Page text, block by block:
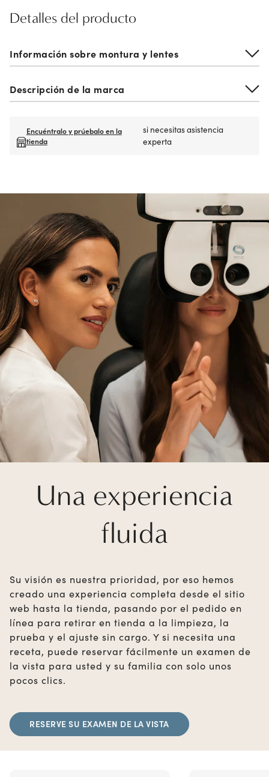
Detalles del producto
Información sobre montura y lentes
Descripción de la marca
Encuéntralo y prúebalo en la
tienda
si necesitas asistencia
experta
Una experiencia
fluida
Su visión es nuestra prioridad, por eso hemos
creado una experiencia completa desde el sitio
web hasta la tienda, pasando por el pedido en
línea para retirar en tienda a la limpieza, la
prueba y el ajuste sin cargo. Y si necesita una
receta, puede reservar fácilmente un examen de
la vista para usted y su familia con solo unos
pocos clics.
RESERVE SU EXAMEN DE LA VISTA